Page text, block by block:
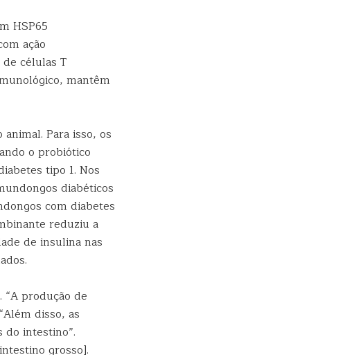
HSP65
ação
células T
mantêm
Para isso, os
o probiótico
tipo 1. Nos
diabéticos
com diabetes
reduziu a
de insulina nas
“A produção de
disso, as
do intestino”.
grosso].